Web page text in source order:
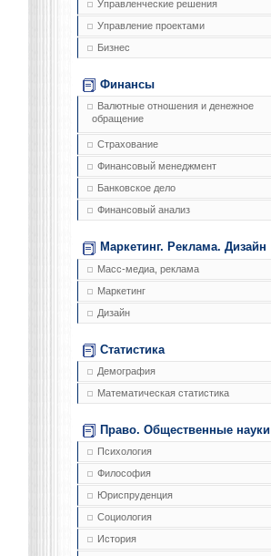
Управленческие решения
Управление проектами
Бизнес
Финансы
Валютные отношения и денежное
обращение
Страхование
Финансовый менеджмент
Банковское дело
Финансовый анализ
Маркетинг. Реклама. Дизайн
Масс-медиа, реклама
Маркетинг
Дизайн
Статистика
Демография
Математическая статистика
Право. Общественные науки
Психология
Философия
Юриспруденция
Социология
История